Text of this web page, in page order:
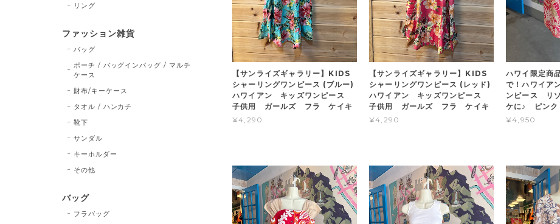
【サンライズギャラリー】KIDS
シャーリングワンピース (ブルー)
ハワイアン キッズワンピース
子供用 ガールズ フラ ケイキ
¥4,290
【サンライズギャラリー】KIDS
シャーリングワンピース (レッド)
ハワイアン キッズワンピース
子供用 ガールズ フラ ケイキ
¥4,290
ハワイ限定商
で！ハワイア
ンピース リ
ケに♪ ピンク
¥4,950
リング
ファッション雑貨
バッグ
ポーチ / バッグインバッグ / マルチ
ケース
財布/キーケース
タオル / ハンカチ
靴下
サンダル
キーホルダー
その他
バッグ
フラバッグ